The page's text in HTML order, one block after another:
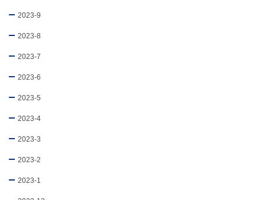
2023-9
2023-8
2023-7
2023-6
2023-5
2023-4
2023-3
2023-2
2023-1